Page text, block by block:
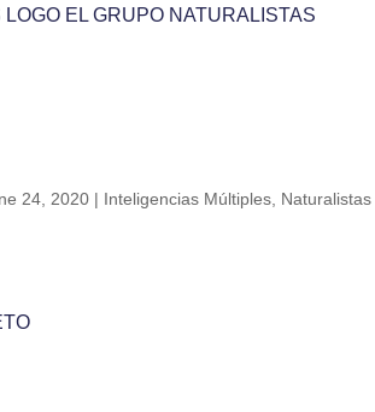
24, 2020 | Inteligencias Múltiples Naturalistas